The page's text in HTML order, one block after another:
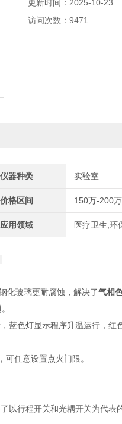
更新时间：2025-10-23
访问次数：9471
仪器种类 实验室
价格区间 150万-200万
应用领域 医疗卫生,环
化玻璃更耐腐蚀， 解决了气相
蓝色灯显示程序升温运行，红
可任意设置点火门限。
以行程开关和光耦开关为代表